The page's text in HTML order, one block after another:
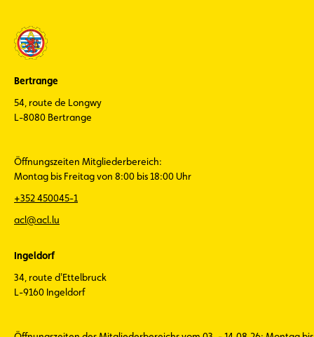
Bertrange
54, route de Longwy
L-8080 Bertrange
Öffnungszeiten Mitgliederbereich:
Montag bis Freitag von 8:00 bis 18:00 Uhr
+352 450045-1
acl@acl.lu
Ingeldorf
34, route d'Ettelbruck
L-9160 Ingeldorf